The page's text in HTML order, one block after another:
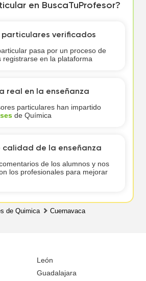
en BuscaTuProfesor?
particulares verificados
pasa por un proceso de
registrarse en la plataforma
real en la enseñanza
particulares han impartido
de Química
calidad de la enseñanza
de los alumnos y nos
los profesionales para mejorar
de Quimica Cuernavaca
León
Guadalajara